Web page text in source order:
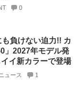
0
負けない迫力!! カ
」2027年モデル発
イ新カラーで登場
ュース 1